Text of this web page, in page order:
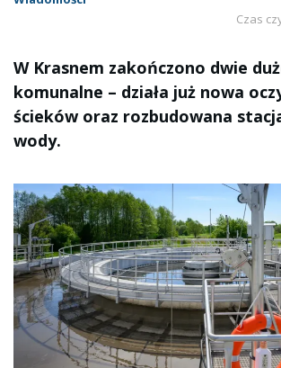
Czas
W Krasnem zakończono dwie
komunalne – działa już nowa
ścieków oraz rozbudowana
wody.